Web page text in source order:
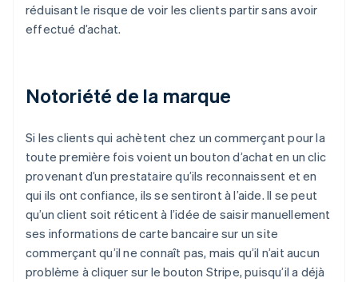
réduisant le risque de voir les clients partir sans avoir
effectué d’achat.
Notoriété de la marque
Si les clients qui achètent chez un commerçant pour la
toute première fois voient un bouton d’achat en un clic
provenant d’un prestataire qu’ils reconnaissent et en
qui ils ont confiance, ils se sentiront à l’aide. Il se peut
qu’un client soit réticent à l’idée de saisir manuellement
ses informations de carte bancaire sur un site
commerçant qu’il ne connaît pas, mais qu’il n’ait aucun
problème à cliquer sur le bouton Stripe, puisqu’il a déjà